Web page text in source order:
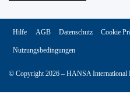
© Copyright 2026 – HANSA International
Hilfe AGB Datenschutz Cookie
Nutzungsbedingungen